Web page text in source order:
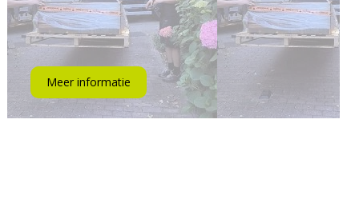
Meer informatie